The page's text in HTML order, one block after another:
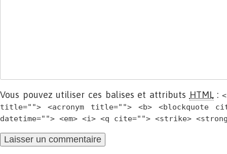
Vous pouvez utiliser ces balises et attributs HTML:
title=""> <acronym title=""> <b> <blockquote
datetime=""> <em> <i> <q cite=""> <strike>